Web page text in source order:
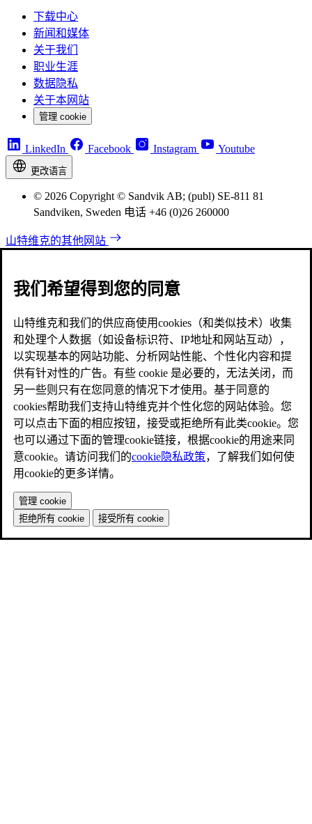
下载中心
新闻和媒体
关于我们
职业生涯
数据隐私
关于本网站
管理 cookie
LinkedIn Facebook Instagram Youtube
更改语言
© 2026 Copyright © Sandvik AB; (publ) SE-811 81
Sandviken, Sweden 电话 +46 (0)26 260000
山特维克的其他网站
我们希望得到您的同意
山特维克和我们的供应商使用cookies（和类似技术）收集
和处理个人数据（如设备标识符、IP地址和网站互动），
以实现基本的网站功能、分析网站性能、个性化内容和提
供有针对性的广告。有些 cookie 是必要的，无法关闭，而
另一些则只有在您同意的情况下才使用。基于同意的
cookies帮助我们支持山特维克并个性化您的网站体验。您
可以点击下面的相应按钮，接受或拒绝所有此类cookie。您
也可以通过下面的管理cookie链接，根据cookie的用途来同
意cookie。请访问我们的cookie隐私政策，了解我们如何使
用cookie的更多详情。
管理 cookie
拒绝所有 cookie
接受所有 cookie